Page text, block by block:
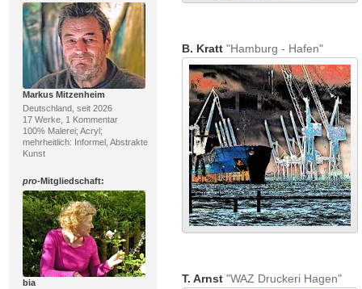
Markus Mitzenheim
Deutschland, seit 2026
17 Werke, 1 Kommentar
100% Malerei; Acryl;
mehrheitlich: Informel, Abstrakte
Kunst
pro-Mitgliedschaft:
bia
B. Kratt"Hamburg - Hafen"
T. Arnst"WAZ Druckeri Hagen"